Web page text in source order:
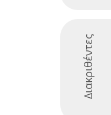
Διακριθέντες